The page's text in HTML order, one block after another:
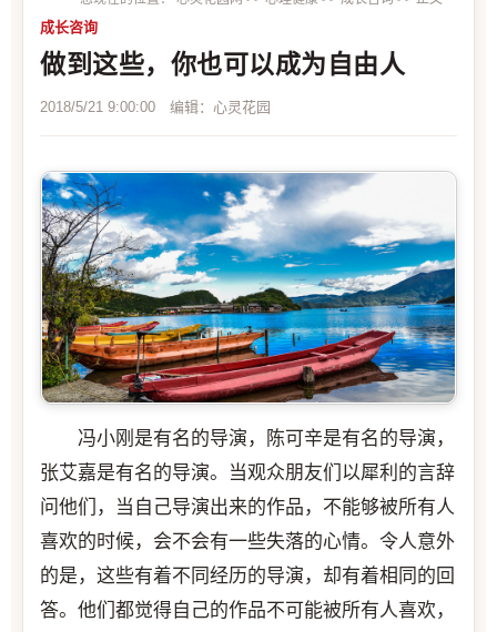
成长咨询
做到这些，你也可以成为自由人
2018/5/21 9:00:00 编辑：心灵花园
冯小刚是有名的导演，陈可辛是有名的导演，
张艾嘉是有名的导演。当观众朋友们以犀利的言辞
问他们，当自己导演出来的作品，不能够被所有人
喜欢的时候，会不会有一些失落的心情。令人意外
的是，这些有着不同经历的导演，却有着相同的回
答。他们都觉得自己的作品不可能被所有人喜欢，